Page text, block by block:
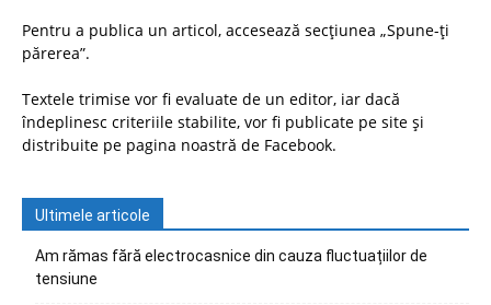
Pentru a publica un articol, accesează secțiunea „Spune-ți
părerea”.
Textele trimise vor fi evaluate de un editor, iar dacă
îndeplinesc criteriile stabilite, vor fi publicate pe site și
distribuite pe pagina noastră de Facebook.
Ultimele articole
Am rămas fără electrocasnice din cauza fluctuațiilor de
tensiune